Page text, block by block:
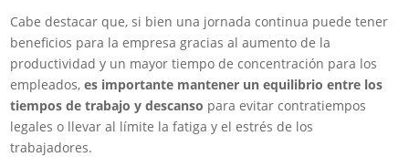
Cabe destacar que, si bien una jornada continua puede tener
beneficios para la empresa gracias al aumento de la
productividad y un mayor tiempo de concentración para los
empleados,es importante mantener un equilibrio entre los
tiempos de trabajo y descanso para evitar contratiempos
legales o llevar al límite la fatiga y el estrés de los
trabajadores.